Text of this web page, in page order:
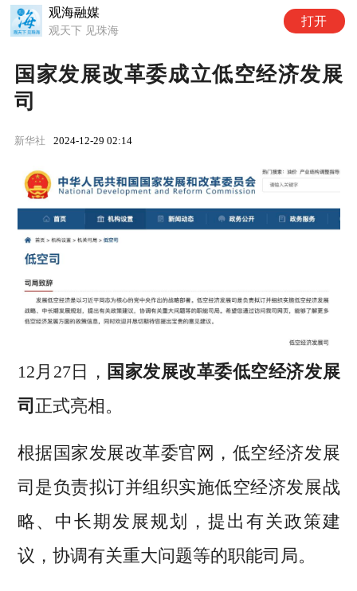
国家发展改革委成立低空经济发展
司
新华社 2024-12-29 02:14
12月27日， 国家发展改革委低空经济发展
司 正式亮相。
根据国家发展改革委官网，低空经济发展
司是负责拟订并组织实施低空经济发展战
略、中长期发展规划，提出有关政策建
议，协调有关重大问题等的职能司局。
观海融媒
观天下 见珠海
打开